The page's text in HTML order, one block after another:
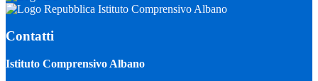
Istituto Comprensivo Albano
Contatti
Istituto Comprensivo Albano